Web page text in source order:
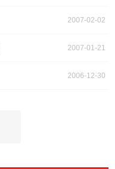
2007-02-02
2007-01-21
2006-12-30